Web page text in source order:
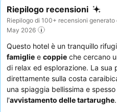
Riepilogo recensioni
Riepilogo di 100+ recensioni generato
May 2026
Questo hotel è un tranquillo
famiglie e coppie che cercano
di relax ed esplorazione. La sua
direttamente sulla costa
una spiaggia bellissima e
l'avvistamento delle tartarughe